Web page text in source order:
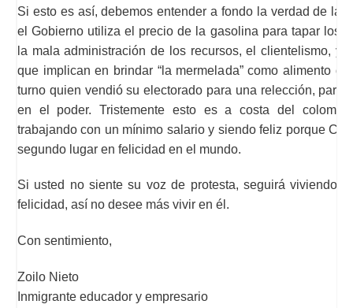
Si esto es así, debemos entender a fondo la verdad de la
el Gobierno utiliza el precio de la gasolina para tapar los
la mala administración de los recursos, el clientelismo, y
que implican en brindar “la mermelada” como alimento
turno quien vendió su electorado para una relección, para
en el poder. Tristemente esto es a costa del
trabajando con un mínimo salario y siendo feliz porque
segundo lugar en felicidad en el mundo.
Si usted no siente su voz de protesta, seguirá viviendo
felicidad, así no desee más vivir en él.
Con sentimiento,
Zoilo Nieto
Inmigrante educador y empresario